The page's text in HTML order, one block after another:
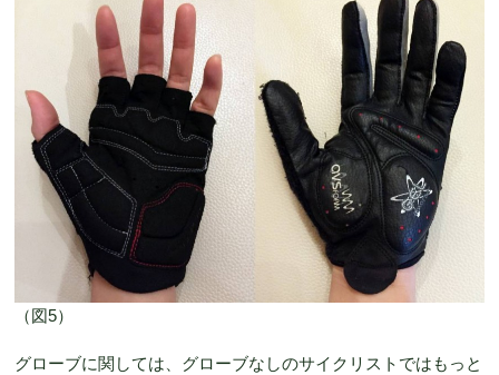
（図5）
グローブに関しては、グローブなしのサイクリストではもっと